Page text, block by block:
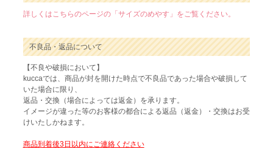
詳しくはこちらのページの「サイズのめやす」をご覧ください。
不良品・返品について
【不良や破損において】
kuccaでは、商品が封を開けた時点で不良品であった場合や破損して
いた場合に限り、
返品・交換（場合によっては返金）を承ります。
イメージが違った等のお客様の都合による返品（返金）・交換はお受
けいたしかねます。
商品到着後3日以内にご連絡ください